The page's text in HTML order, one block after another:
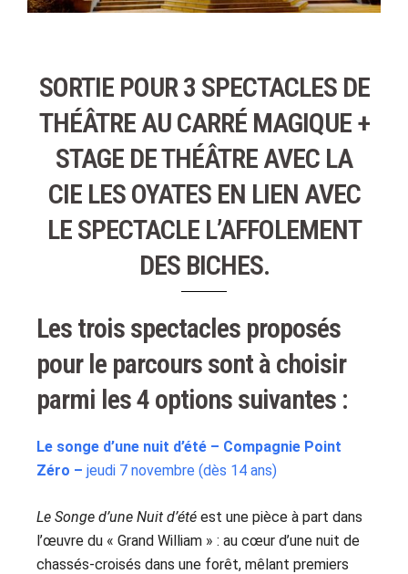
SORTIE POUR 3 SPECTACLES DE
THÉÂTRE AU CARRÉ MAGIQUE +
STAGE DE THÉÂTRE AVEC LA
CIE LES OYATES EN LIEN AVEC
LE SPECTACLE L’AFFOLEMENT
DES BICHES.
Les trois spectacles proposés
pour le parcours sont à choisir
parmi les 4 options suivantes :
Le songe d’une nuit d’été – Compagnie Point
Zéro – jeudi 7 novembre (dès 14 ans)
Le Songe d’une Nuit d’été est une pièce à part dans
l’œuvre du « Grand William » : au cœur d’une nuit de
chassés-croisés dans une forêt, mêlant premiers